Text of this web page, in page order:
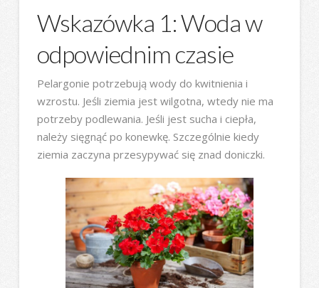
Wskazówka 1: Woda w
odpowiednim czasie
Pelargonie potrzebują wody do kwitnienia i
wzrostu. Jeśli ziemia jest wilgotna, wtedy nie ma
potrzeby podlewania. Jeśli jest sucha i ciepła,
należy sięgnąć po konewkę. Szczególnie kiedy
ziemia zaczyna przesypywać się znad doniczki.